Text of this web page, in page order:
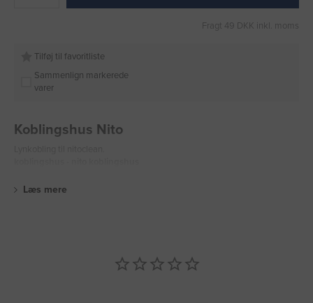
Fragt 49 DKK inkl. moms
Tilføj til favoritliste
Sammenlign markerede
varer
Koblingshus Nito
Læs mere